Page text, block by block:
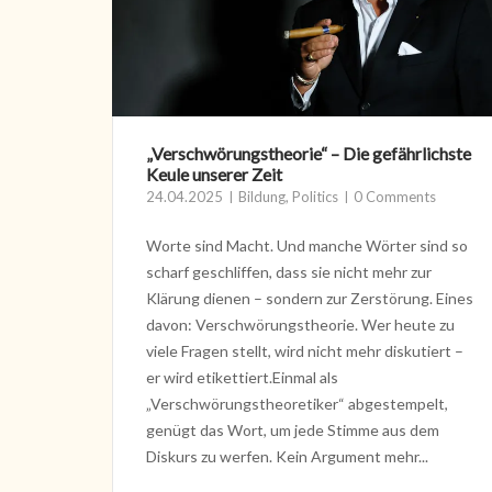
„Verschwörungstheorie“ – Die gefährlichste
Keule unserer Zeit
24.04.2025 Bildung, Politics 0 Comments
Worte sind Macht. Und manche Wörter sind so
scharf geschliffen, dass sie nicht mehr zur
Klärung dienen – sondern zur Zerstörung. Eines
davon: Verschwörungstheorie. Wer heute zu
viele Fragen stellt, wird nicht mehr diskutiert –
er wird etikettiert.Einmal als
„Verschwörungstheoretiker“ abgestempelt,
genügt das Wort, um jede Stimme aus dem
Diskurs zu werfen. Kein Argument mehr...